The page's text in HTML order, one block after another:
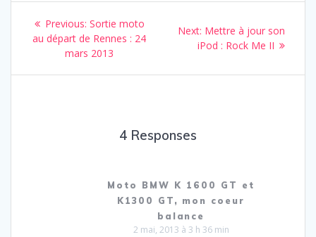
Navigation
de
l’article
Previous: Previous
post:
Sortie moto
au départ de Rennes : 24
mars 2013
Next: Next
post:
Mettre à jour son
iPod : Rock Me II
4 Responses
Moto BMW K 1600 GT et
K1300 GT, mon coeur
balance
2 mai, 2013 à 3 h 36 min